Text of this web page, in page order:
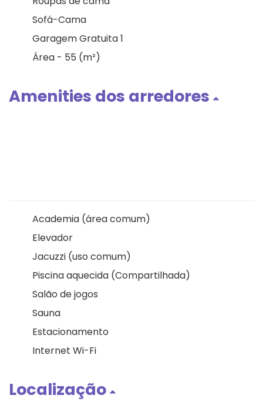
Sofá-Cama
Garagem Gratuita 1
Área - 55 (m²)
Amenities dos arredores
Academia (área comum)
Elevador
Jacuzzi (uso comum)
Piscina aquecida (Compartilhada)
Salão de jogos
Sauna
Estacionamento
Internet Wi-Fi
Localização